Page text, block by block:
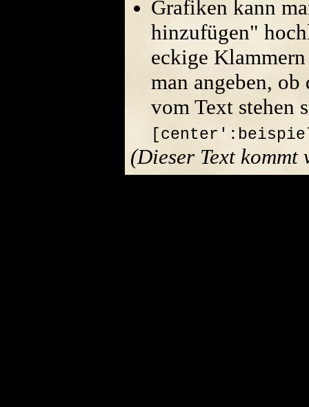
Grafiken kann
hinzufügen"
eckige
man angeben,
vom Text stehen
(Dieser Text kommt